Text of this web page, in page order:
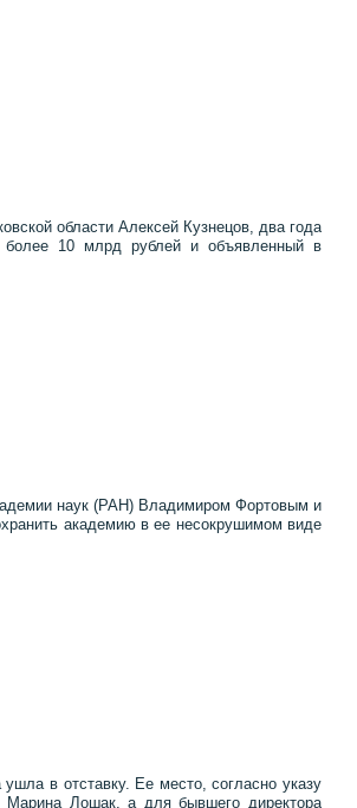
области Алексей Кузнецов, два года
10 млрд рублей и объявленный в
наук (РАН) Владимиром Фортовым и
академию в ее несокрушимом виде
в отставку. Ее место, согласно указу
Марина Лошак, а для бывшего директора